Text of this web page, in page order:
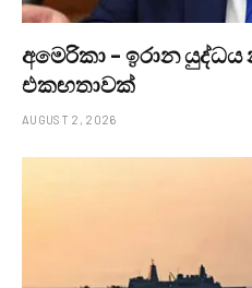
අමෙරිකා – ඉරාන
එකඟතාවක්
AUGUST 2, 2026